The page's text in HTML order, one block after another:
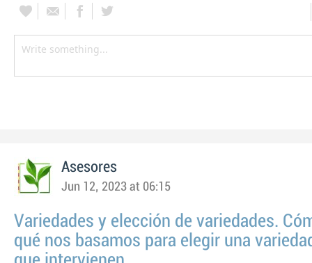
Asesores
Jun 12, 2023 at 06:15
Variedades y elección de variedades.
qué nos basamos para elegir una